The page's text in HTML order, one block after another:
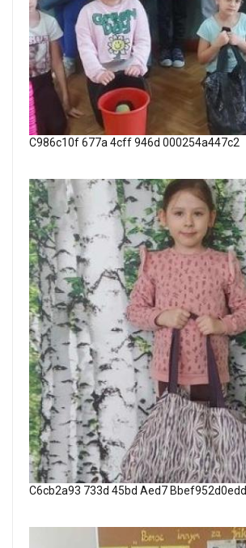
C986c10f 677a 4cff 946d 000254a447c2
C6cb2a93 733d 45bd Aed7 Bbef952d0edd